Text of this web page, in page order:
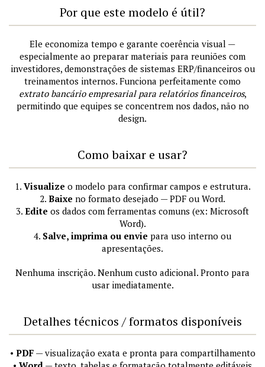
Por que este modelo é útil?
Ele economiza tempo e garante coerência visual —
especialmente ao preparar materiais para reuniões com
investidores, demonstrações de sistemas ERP/financeiros ou
treinamentos internos. Funciona perfeitamente como
extrato bancário empresarial para relatórios financeiros,
permitindo que equipes se concentrem nos dados, não no
design.
Como baixar e usar?
1. Visualize o modelo para confirmar campos e estrutura.
2. Baixe no formato desejado — PDF ou Word.
3. Edite os dados com ferramentas comuns (ex: Microsoft
Word).
4. Salve, imprima ou envie para uso interno ou
apresentações.
Nenhuma inscrição. Nenhum custo adicional. Pronto para
usar imediatamente.
Detalhes técnicos / formatos disponíveis
• PDF— visualização exata e pronta para compartilhamento